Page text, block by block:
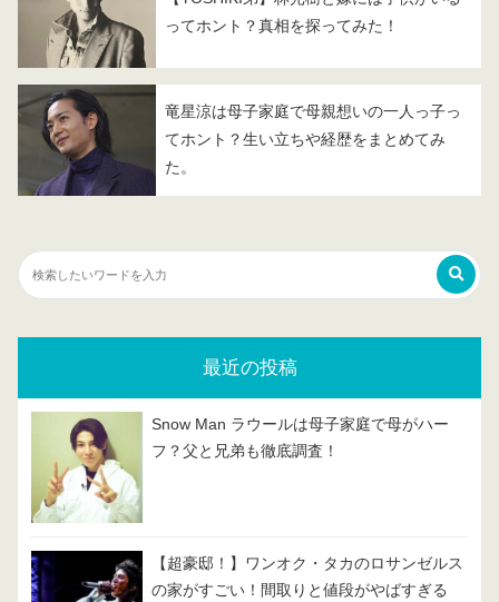
ってホント？真相を探ってみた！
竜星涼は母子家庭で母親想いの一人っ子っ
てホント？生い立ちや経歴をまとめてみ
た。
最近の投稿
Snow Man ラウールは母子家庭で母がハー
フ？父と兄弟も徹底調査！
【超豪邸！】ワンオク・タカのロサンゼルス
の家がすごい！間取りと値段がやばすぎる